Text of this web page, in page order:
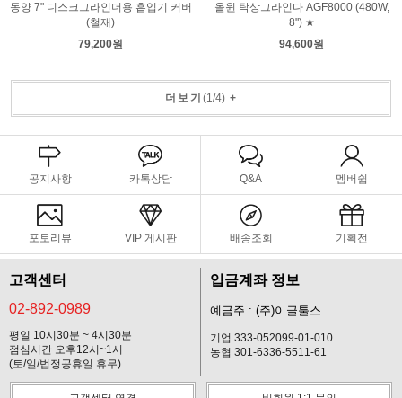
동양 7" 디스크그라인더용 흡입기 커버
(철재)
79,200원
올윈 탁상그라인다 AGF8000 (480W,
8") ★
94,600원
더보기 (1/4)+
공지사항 카톡상담 Q&A 멤버쉽
포토리뷰 VIP 게시판 배송조회 기획전
고객센터
02-892-0989
평일 10시30분 ~ 4시30분
점심시간 오후12시~1시
(토/일/법정공휴일 휴무)
입금계좌 정보
예금주 : (주)이글툴스
기업 333-052099-01-010
농협 301-6336-5511-61